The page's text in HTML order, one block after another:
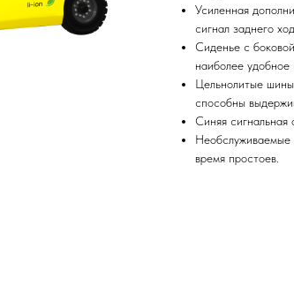
Усиленная
сигнал заднего
Сиденье с
наиболее удобное
Цельнолитые
способны
Синяя сигнальная
Необслуживаемые
время простоев.